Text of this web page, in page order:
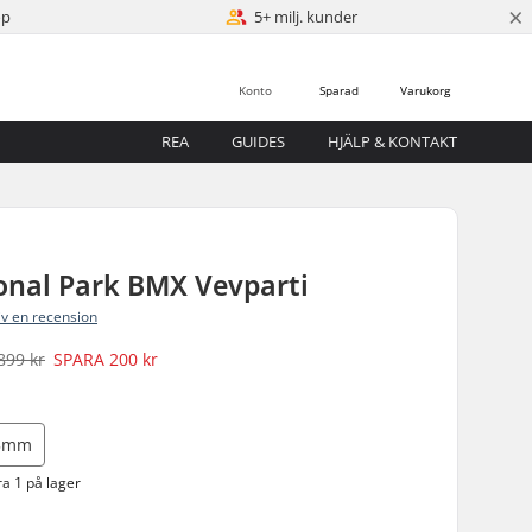
5+ milj. kunder ×
Varukorg
Sparad
Konto
REA GUIDES HJÄLP & KONTAKT
Park BMX Vevparti
en recension
kr SPARA 200 kr
1 på lager